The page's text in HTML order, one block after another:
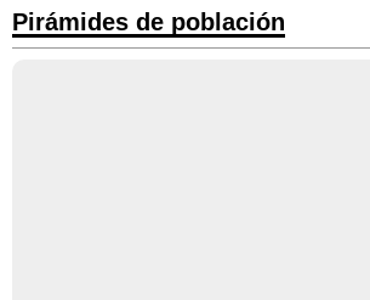
Pirámides de población